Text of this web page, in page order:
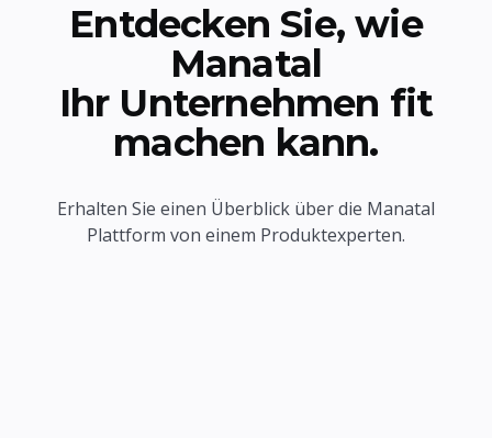
Entdecken Sie, wie
Manatal
Ihr Unternehmen fit
machen kann.
Erhalten Sie einen Überblick über die Manatal
Plattform von einem Produktexperten.